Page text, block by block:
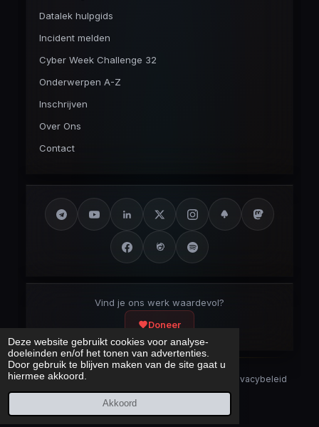
Deze website gebruikt cookies voor analyse-
doeleinden en/of het tonen van advertenties.
Door gebruik te blijven maken van de site gaat u
hiermee akkoord.
Akkoord
Datalek hulpgids
Incident melden
Cyber Week Challenge 32
Onderwerpen A-Z
Inschrijven
Over Ons
Contact
Vind je ons werk waardevol?
Doneer
Security Disclaimer
Privacybeleid
CookieverklaringSitemap
Laatst bijgewerkt: